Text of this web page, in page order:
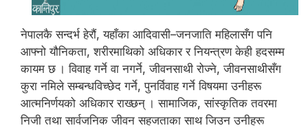
नेपालकै सन्दर्भ हेरौं, यहाँका आदिवासी–जनजाति महिलासँग पनि
आफ्नो यौनिकता, शरीरमाथिको अधिकार र नियन्त्रण केही हदसम्म
कायम छ । विवाह गर्ने वा नगर्ने, जीवनसाथी रोज्ने, जीवनसाथीसँग
कुरा नमिले सम्बन्धविच्छेद गर्ने, पुनर्विवाह गर्ने विषयमा उनीहरू
आत्मनिर्णयको अधिकार राख्छन् । सामाजिक, सांस्कृतिक तवरमा
निजी तथा सार्वजनिक जीवन सहजताका साथ जिउन उनीहरू